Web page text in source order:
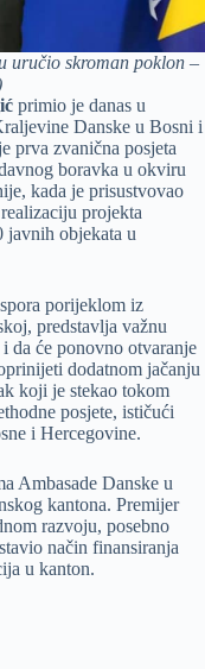
uručio skroman poklon –
primio je danas u
Danske u Bosni i
prva zvanična posjeta
boravka u okviru
kada je prisustvovao
projekta
javnih objekata u
porijeklom iz
predstavlja važnu
da će ponovno otvaranje
dodatnom jačanju
koji je stekao tokom
posjete, ističući
i Hercegovine.
Ambasade Danske u
kantona. Premijer
razvoju, posebno
način finansiranja
u kanton.